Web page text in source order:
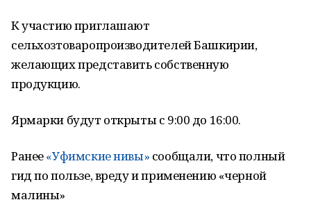
К участию приглашают
сельхозтоваропроизводителей Башкирии,
желающих представить собственную
продукцию.
Ярмарки будут открыты с 9:00 до 16:00.
Ранее«Уфимские нивы» сообщали, что полный
гид по пользе, вреду и применению «черной
малины»